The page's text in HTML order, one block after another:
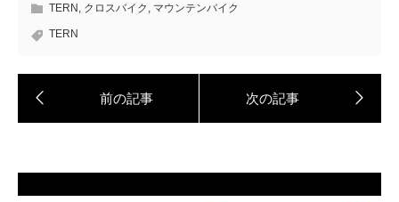
TERN, クロスバイク , マウンテンバイク
TERN